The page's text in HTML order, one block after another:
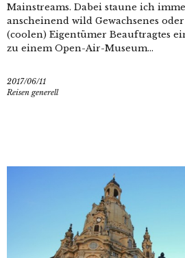
Mainstreams. Dabei staune ich
anscheinend wild Gewachsenes
(coolen) Eigentümer Beauftragtes
zu einem Open-Air-Museum...
2017/06/11
Reisen generell